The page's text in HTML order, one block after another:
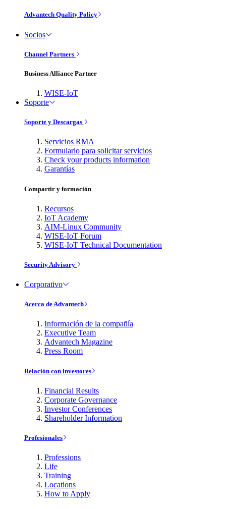
Advantech Quality Policy
Socios
Channel Partners
Business Alliance Partner
WISE-IoT
Soporte
Soporte y Descargas
Servicios RMA
Formulario para solicitar servicios
Check your products information
Garantías
Compartir y formación
Recursos
IoT Academy
AIM-Linux Community
WISE-IoT Forum
WISE-IoT Technical Documentation
Security Advisory
Corporativo
Acerca de Advantech
Información de la compañía
Executive Team
Advantech Magazine
Press Room
Relación con investores
Financial Results
Corporate Governance
Investor Conferences
Shareholder Information
Profesionales
Professions
Life
Training
Locations
How to Apply